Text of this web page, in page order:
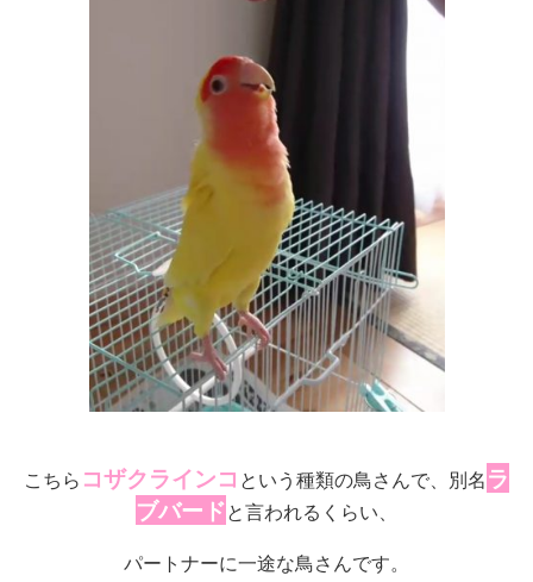
こちら コザクラインコ という種類の鳥さんで、別名ラ
ブバードと言われるくらい、
パートナーに一途な鳥さんです。